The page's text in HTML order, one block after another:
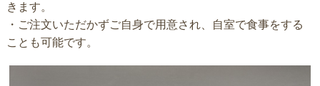
きます。
・ご注文いただかずご自身で用意され、自室で食事をする
ことも可能です。